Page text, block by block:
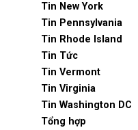
Tin New York
Tin Pennsylvania
Tin Rhode Island
Tin Tức
Tin Vermont
Tin Virginia
Tin Washington DC
Tổng hợp